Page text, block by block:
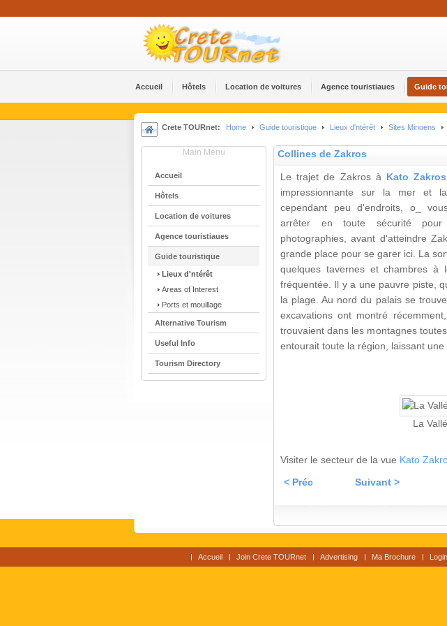
Accueil Hôtels Location de voitures Agence touristiaues Guide
Crete TOURnet: Home Guide touristique Lieux d'ntérêt Sites Minoens
Main Menu
Accueil
Hôtels
Location de voitures
Agence touristiaues
Guide touristique
Lieux d'ntérêt
Areas of Interest
Ports et mouillage
Alternative Tourism
Useful Info
Tourism Directory
Collines de Zakros
Le trajet de Zakros à Kato Zakros
impressionnante sur la mer et
cependant peu d'endroits, o_
arrêter en toute sécurité pour
photographies, avant d'atteindre
grande place pour se garer ici. La
quelques tavernes et chambres
fréquentée. Il y a une pauvre piste,
la plage. Au nord du palais se
excavations ont montré
trouvaient dans les montagnes
entourait toute la région, laissant
La
Visiter le secteur de la vue Kato
< Préc Suivant >
Accueil Join Crete TOURnet Advertising Ma Brochure Login